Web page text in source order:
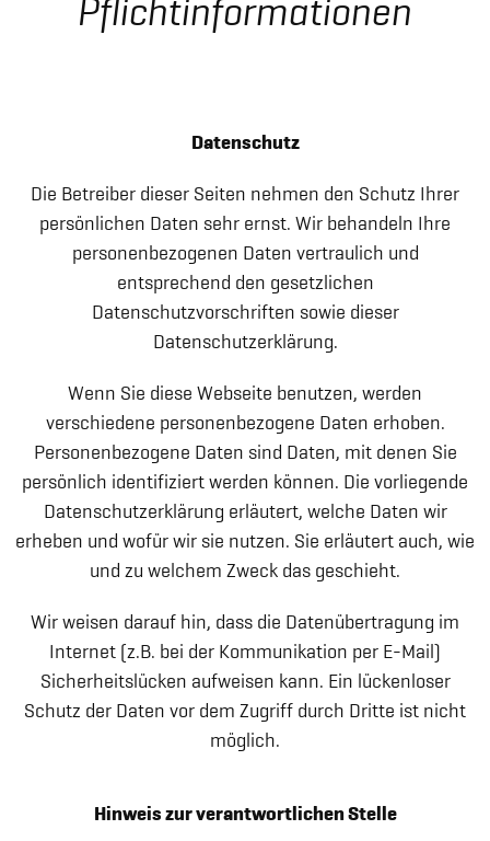
Pflichtinformationen
Datenschutz
Die Betreiber dieser Seiten nehmen den Schutz Ihrer
persönlichen Daten sehr ernst. Wir behandeln Ihre
personenbezogenen Daten vertraulich und
entsprechend den gesetzlichen
Datenschutzvorschriften sowie dieser
Datenschutzerklärung.
Wenn Sie diese Webseite benutzen, werden
verschiedene personenbezogene Daten erhoben.
Personenbezogene Daten sind Daten, mit denen Sie
persönlich identifiziert werden können. Die vorliegende
Datenschutzerklärung erläutert, welche Daten wir
erheben und wofür wir sie nutzen. Sie erläutert auch, wie
und zu welchem Zweck das geschieht.
Wir weisen darauf hin, dass die Datenübertragung im
Internet (z.B. bei der Kommunikation per E-Mail)
Sicherheitslücken aufweisen kann. Ein lückenloser
Schutz der Daten vor dem Zugriff durch Dritte ist nicht
möglich.
Hinweis zur verantwortlichen Stelle